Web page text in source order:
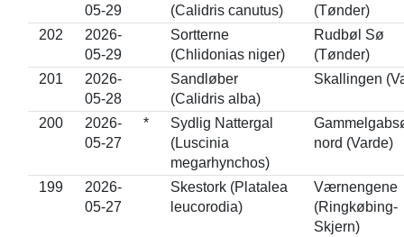
05-29
(Calidris canutus)
(Tønder)
202
2026-
05-29
Sortterne
(Chlidonias niger)
Rudbøl Sø
(Tønder)
201
2026-
05-28
Sandløber
(Calidris alba)
Skallingen
200
2026-
05-27
*
Sydlig Nattergal
(Luscinia
megarhynchos)
nord (Varde)
199
2026-
05-27
Skestork (Platalea
leucorodia)
Værnengene
(Ringkøbing-
Skjern)